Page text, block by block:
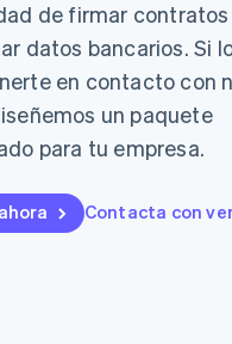
de firmar contratos
datos bancarios. Si
en contacto con
un paquete
para tu empresa.
Contacta con
English